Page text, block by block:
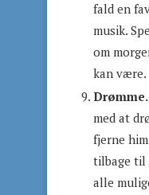
fald en
musik.
om
kan være.
Drømme.
med at
fjerne
tilbage til
alle